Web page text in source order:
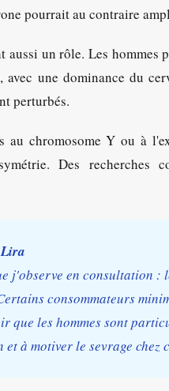
pourrait au contraire
aussi un rôle. Les
avec une dominance du
perturbés.
au chromosome Y ou à
Des recherches
j'observe en consultation
consommateurs
que les hommes sont
et à motiver le sevrage